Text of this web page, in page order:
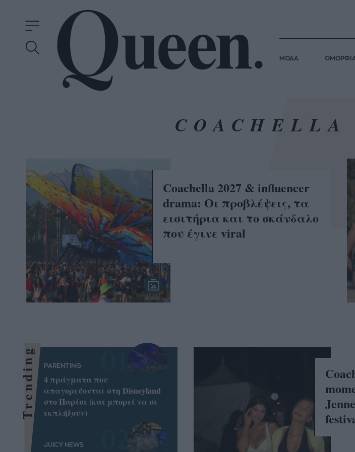
ΜΟΔΑ
Coachella 2027 & influencer
drama: Οι προβλέψεις, τα
εισιτήρια και το σκάνδαλο
που έγινε viral
Trending PARENTING
4 πράγματα που
απαγορεύονται στη Disneyland
στο Παρίσι (και μπορεί να σε
εκπλήξουν)
JUICY NEWS